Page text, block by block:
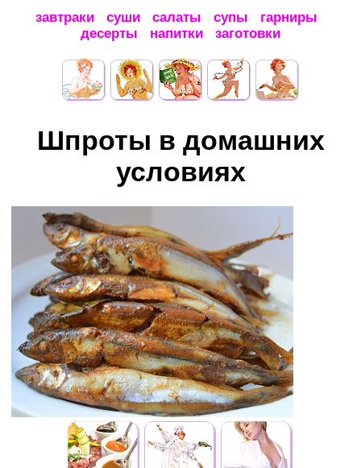
завтраки суши салаты супы
гарниры
десерты
напитки заготовки
Шпроты в домашних
условиях